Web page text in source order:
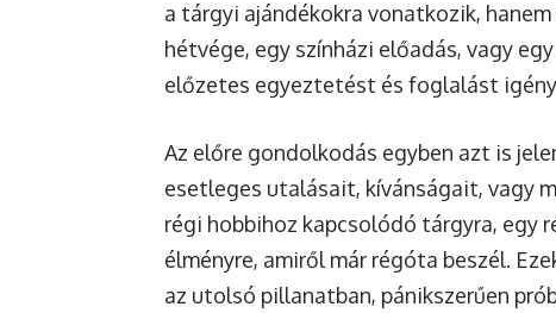
a tárgyi ajándékokra vonatkozik,
hétvége, egy színházi előadás, vagy
előzetes egyeztetést és foglalást
Az előre gondolkodás egyben azt is
esetleges utalásait, kívánságait, vagy
régi hobbihoz kapcsolódó tárgyra, egy
élményre, amiről már régóta beszél.
az utolsó pillanatban, pánikszerűen